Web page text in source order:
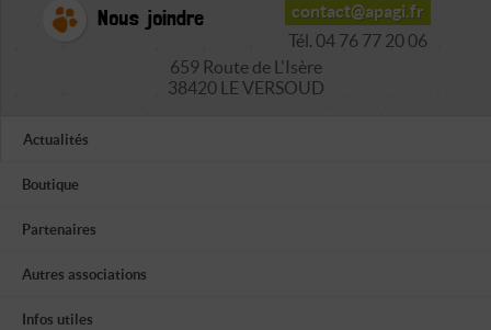
Nous joindre
contact@apagi.fr
Tél. 04 76 77 20 06
659 Route de L'Isère
38420 LE VERSOUD
Actualités
Boutique
Partenaires
Autres associations
Infos utiles